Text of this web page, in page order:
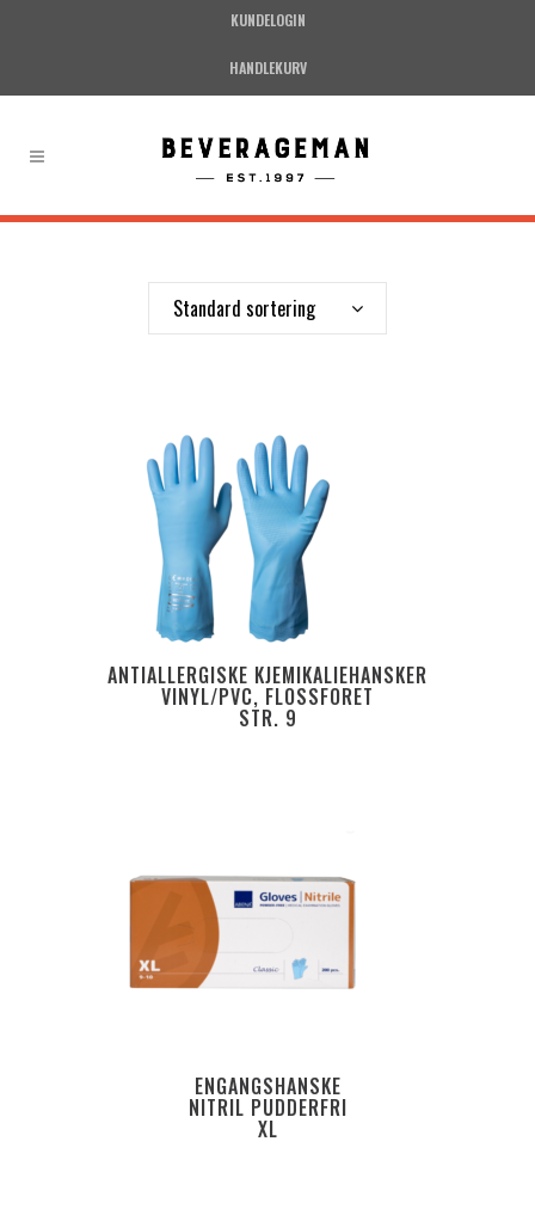
KUNDELOGIN
HANDLEKURV
Standard sortering
ANTIALLERGISKE KJEMIKALIEHANSKER
VINYL/PVC, FLOSSFORET
STR. 9
ENGANGSHANSKE
NITRIL PUDDERFRI
XL